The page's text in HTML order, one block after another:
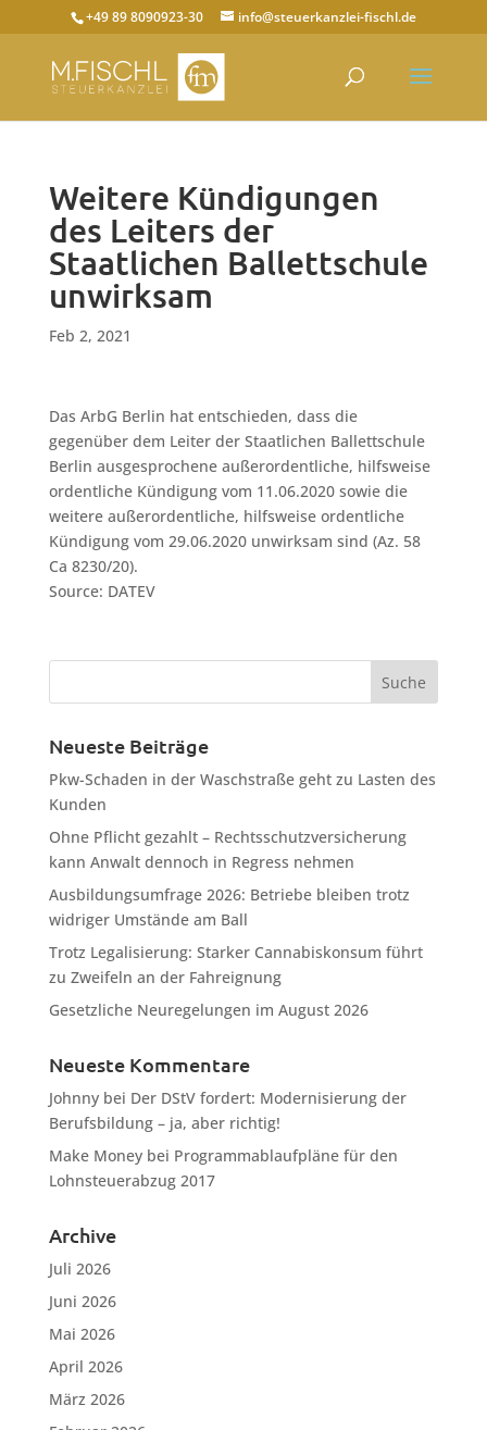
+49 89 8090923-30 info@steuerkanzlei-fischl.de
Weitere Kündigungen
des Leiters der
Staatlichen Ballettschule
unwirksam
Feb 2, 2021
Das ArbG Berlin hat entschieden, dass die
gegenüber dem Leiter der Staatlichen Ballettschule
Berlin ausgesprochene außerordentliche, hilfsweise
ordentliche Kündigung vom 11.06.2020 sowie die
weitere außerordentliche, hilfsweise ordentliche
Kündigung vom 29.06.2020 unwirksam sind (Az. 58
Ca 8230/20).
Source: DATEV
Neueste Beiträge
Pkw-Schaden in der Waschstraße geht zu Lasten des
Kunden
Ohne Pflicht gezahlt – Rechtsschutzversicherung
kann Anwalt dennoch in Regress nehmen
Ausbildungsumfrage 2026: Betriebe bleiben trotz
widriger Umstände am Ball
Trotz Legalisierung: Starker Cannabiskonsum führt
zu Zweifeln an der Fahreignung
Gesetzliche Neuregelungen im August 2026
Neueste Kommentare
Johnnybei Der DStV fordert: Modernisierung der
Berufsbildung – ja, aber richtig!
Make Moneybei Programmablaufpläne für den
Lohnsteuerabzug 2017
Archive
Juli 2026
Juni 2026
Mai 2026
April 2026
März 2026